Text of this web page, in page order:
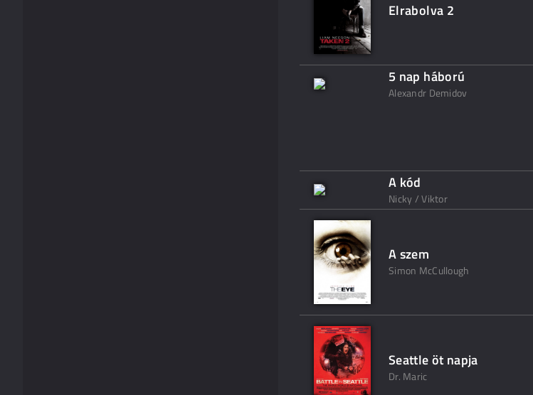
Elrabolva 2
5 nap háború
Alexandr Demidov
A kód
Nicky / Viktor
A szem
Simon McCullough
Seattle öt napja
Dr. Maric